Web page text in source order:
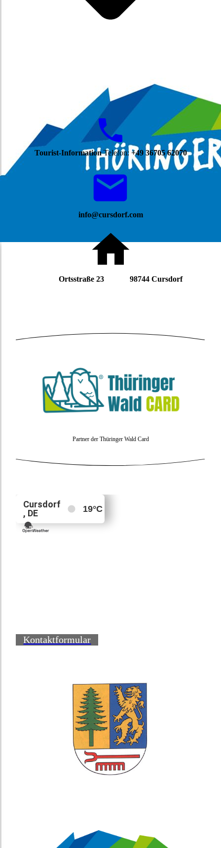
Tourist-InformationTelefon:+49 36705 62070
info@cursdorf.com
Ortsstraße 23 98744 Cursdorf
Partner der Thüringer Wald Card
Kontaktformular